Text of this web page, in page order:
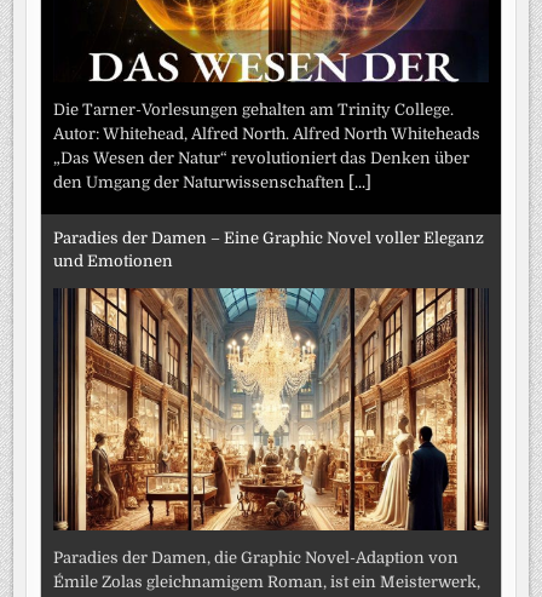
Die Tarner-Vorlesungen gehalten am Trinity College.
Autor: Whitehead, Alfred North. Alfred North Whiteheads
„Das Wesen der Natur“ revolutioniert das Denken über
den Umgang der Naturwissenschaften
[...]
Paradies der Damen – Eine Graphic Novel voller Eleganz
und Emotionen
Paradies der Damen, die Graphic Novel-Adaption von
Émile Zolas gleichnamigem Roman, ist ein Meisterwerk,